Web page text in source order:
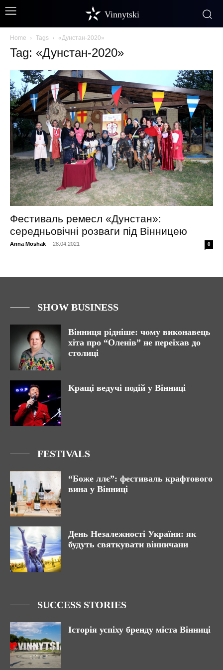
Vinnytski
Home Tags «Дунстан-2020»
Tag: «Дунстан-2020»
Фестиваль ремесл «Дунстан»:
середньовічні розваги під Вінницею
Anna Moshak - 28.04.2021 0
SHOW BUSINESS
Вінниця рідніше: чому виконавець
хіта про “Оленів” не переїхав до
столиці
Кращі ведучі подій у Вінниці
FESTIVALS
“Боже ллє”: фестиваль крафтового
вина у Вінниці
День Незалежності України: як
будуть святкувати вінничани
SUCCESS STORIES
Історія успіху бренду міста Вінниці